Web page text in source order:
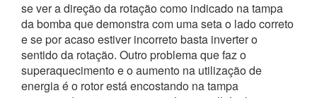
se ver a direção da rotação como indicado na tampa
da bomba que demonstra com uma seta o lado correto
e se por acaso estiver incorreto basta inverter o
sentido da rotação. Outro problema que faz o
superaquecimento e o aumento na utilização de
energia é o rotor está encostando na tampa